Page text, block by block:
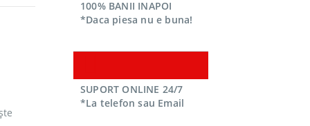
100% BANII INAPOI
*Daca piesa nu e buna!
SUPORT ONLINE 24/7
*La telefon sau Email